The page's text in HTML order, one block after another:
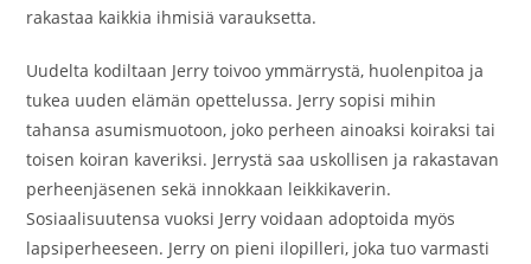
rakastaa kaikkia ihmisiä varauksetta.
Uudelta kodiltaan Jerry toivoo ymmärrystä, huolenpitoa ja
tukea uuden elämän opettelussa. Jerry sopisi mihin
tahansa asumismuotoon, joko perheen ainoaksi koiraksi tai
toisen koiran kaveriksi. Jerrystä saa uskollisen ja rakastavan
perheenjäsenen sekä innokkaan leikkikaverin.
Sosiaalisuutensa vuoksi Jerry voidaan adoptoida myös
lapsiperheeseen. Jerry on pieni ilopilleri, joka tuo varmasti